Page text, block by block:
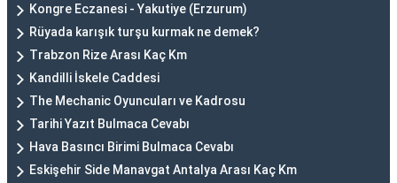
Kongre Eczanesi - Yakutiye (Erzurum)
Rüyada karışık turşu kurmak ne demek?
Trabzon Rize Arası Kaç Km
Kandilli İskele Caddesi
The Mechanic Oyuncuları ve Kadrosu
Tarihi Yazıt Bulmaca Cevabı
Hava Basıncı Birimi Bulmaca Cevabı
Eskişehir Side Manavgat Antalya Arası Kaç Km